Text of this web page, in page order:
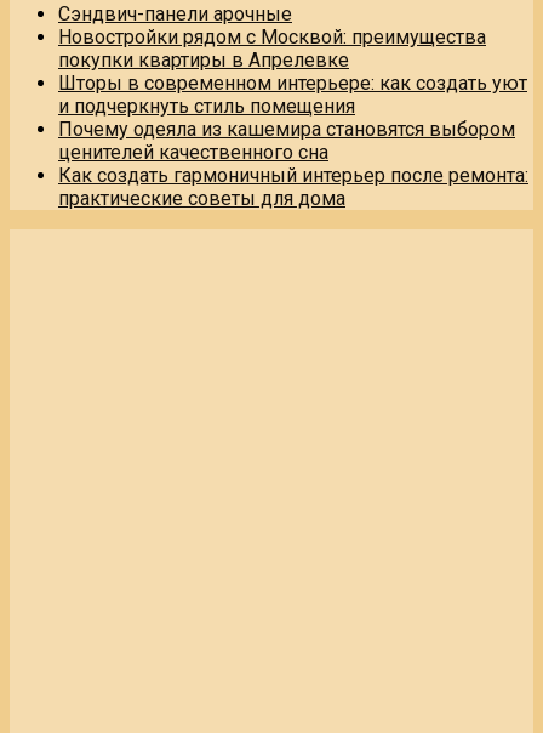
Сэндвич-панели арочные
Новостройки рядом с Москвой: преимущества
покупки квартиры в Апрелевке
Шторы в современном интерьере: как создать уют
и подчеркнуть стиль помещения
Почему одеяла из кашемира становятся выбором
ценителей качественного сна
Как создать гармоничный интерьер после ремонта:
практические советы для дома